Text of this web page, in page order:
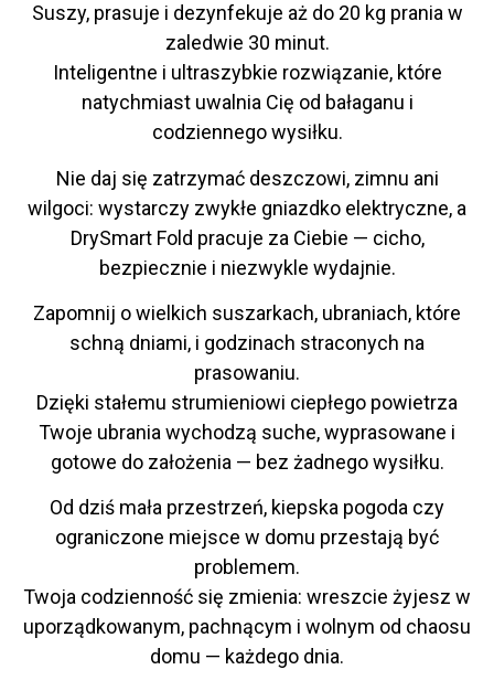
Suszy, prasuje i dezynfekuje aż do 20 kg prania w
zaledwie 30 minut.
Inteligentne i ultraszybkie rozwiązanie, które
natychmiast uwalnia Cię od bałaganu i
codziennego wysiłku.
Nie daj się zatrzymać deszczowi, zimnu ani
wilgoci: wystarczy zwykłe gniazdko elektryczne, a
DrySmart Fold pracuje za Ciebie — cicho,
bezpiecznie i niezwykle wydajnie.
Zapomnij o wielkich suszarkach, ubraniach, które
schną dniami, i godzinach straconych na
prasowaniu.
Dzięki stałemu strumieniowi ciepłego powietrza
Twoje ubrania wychodzą suche, wyprasowane i
gotowe do założenia — bez żadnego wysiłku.
Od dziś mała przestrzeń, kiepska pogoda czy
ograniczone miejsce w domu przestają być
problemem.
Twoja codzienność się zmienia: wreszcie żyjesz w
uporządkowanym, pachnącym i wolnym od chaosu
domu — każdego dnia.